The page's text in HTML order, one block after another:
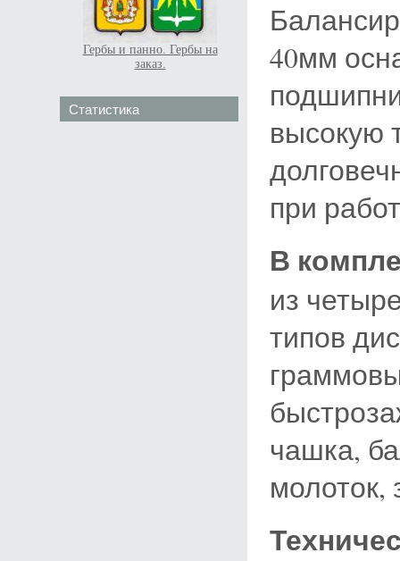
Гербы и панно. Гербы на
заказ.
Статистика
40мм
высокую
при
В
из
типов
чашка,
молоток,